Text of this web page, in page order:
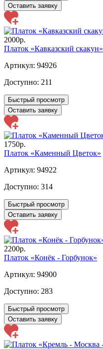
Оставить заявку
2000р.
Платок «Кавказский скакун»
Артикул: 94926
Доступно: 211
Быстрый просмотр
Оставить заявку
1750р.
Платок «Каменный Цветок»
Артикул: 94922
Доступно: 314
Быстрый просмотр
Оставить заявку
2200р.
Платок «Конёк - Горбунок»
Артикул: 94900
Доступно: 283
Быстрый просмотр
Оставить заявку